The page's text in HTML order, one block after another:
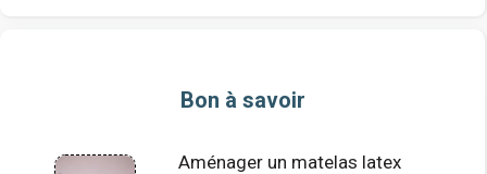
Bon à savoir
Aménager un matelas latex